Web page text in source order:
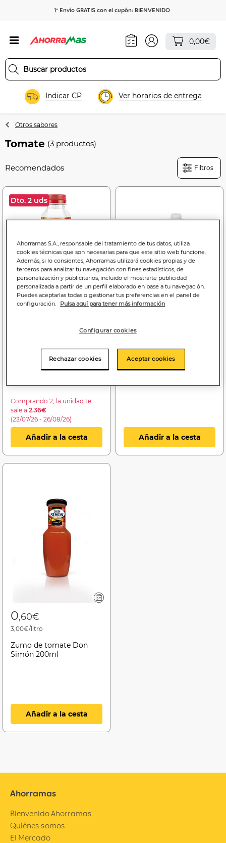
1º Envío GRATIS con el cupón: BIENVENIDO
0,00€
Indicar CP Ver horarios de entrega
Otros sabores
Tomate (3 productos)
Filtros
Dto. 2 uds
Zumo 100% de tomate
Comprando 2, la unidad te
sale a 2.36€
(23/07/26 - 26/08/26)
Añadir a la cesta
1
1,05€/litro
Zumo de tomate
Añadir a la cesta
0,60€
3,00€/litro
Zumo de tomate Don
Simón 200ml
Añadir a la cesta
Ahorramas
Bienvenido Ahorramas
Quiénes somos
El Mercado
Ahorramas S.A., responsable del tratamiento de tus datos, utiliza
cookies técnicas que son necesarias para que este sitio web funcione.
Además, si lo consientes, Ahorramas utilizará cookies propias y de
terceros para analizar tu navegación con fines estadísticos, de
personalización y publicitarios, incluido el mostrarte publicidad
personalizada a partir de un perfil elaborado en base a tu navegación.
Puedes aceptarlas todas o gestionar tus preferencias en el panel de
configuración.
Pulsa aquí para tener más información
Configurar cookies
Rechazar cookies Aceptar cookies